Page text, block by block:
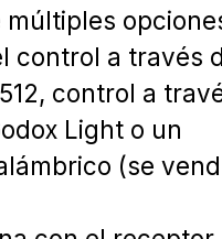
múltiples
control a través
control a
Light o un
(se